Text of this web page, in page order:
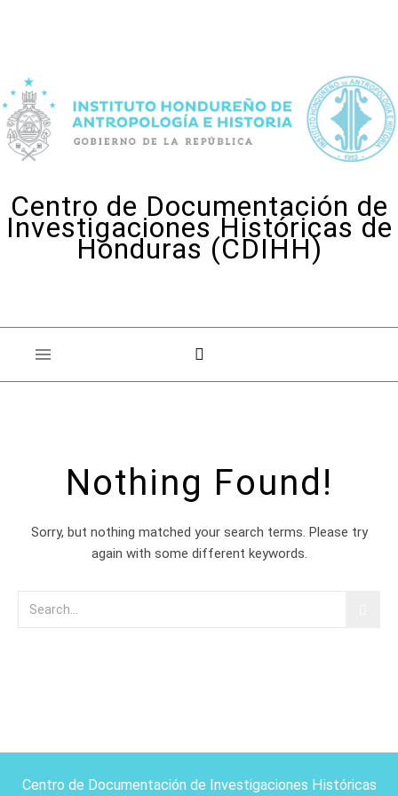
Centro de Documentación de
Investigaciones Históricas de
Honduras (CDIHH)
Nothing Found!
Sorry, but nothing matched your search terms. Please try
again with some different keywords.
Centro de Documentación de Investigaciones Históricas